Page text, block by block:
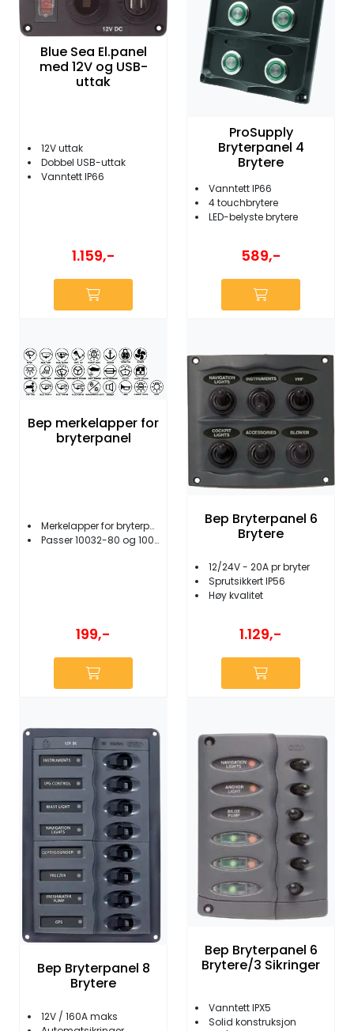
Blue Sea El.panel
med 12V og USB-
uttak
12V uttak
Dobbel USB-uttak
Vanntett IP66
1.159,-
ProSupply
Bryterpanel 4
Brytere
Vanntett IP66
4 touchbrytere
LED-belyste brytere
589,-
Bep merkelapper for
bryterpanel
Merkelapper for bryterpanel
Passer 10032-80 og 10032-81
199,-
Bep Bryterpanel 6
Brytere
12/24V - 20A pr bryter
Sprutsikkert IP56
Høy kvalitet
1.129,-
Bep Bryterpanel 8
Brytere
12V / 160A maks
Bep Bryterpanel 6
Brytere/3 Sikringer
Vanntett IPX5
Solid konstruksjon